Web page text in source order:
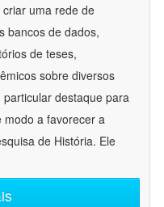
uma rede de
bancos de dados,
de teses,
sobre diversos
destaque para
modo a favorecer a
de História. Ele